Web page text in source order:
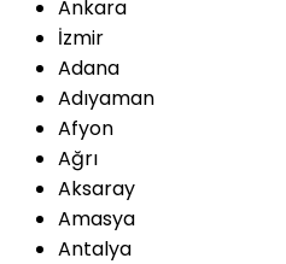
Ankara
İzmir
Adana
Adıyaman
Afyon
Ağrı
Aksaray
Amasya
Antalya